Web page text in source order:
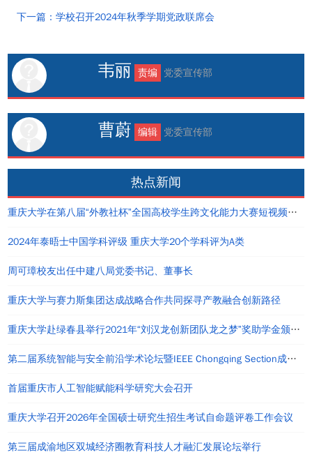
下一篇：学校召开2024年秋季学期党政联席会
韦丽 责编 党委宣传部
曹蔚 编辑 党委宣传部
热点新闻
重庆大学在第八届“外教社杯”全国高校学生跨文化能力大赛短视频大赛中荣获佳绩
2024年泰晤士中国学科评级 重庆大学20个学科评为A类
周可璋校友出任中建八局党委书记、董事长
重庆大学与赛力斯集团达成战略合作共同探寻产教融合创新路径
重庆大学赴绿春县举行2021年“刘汉龙创新团队龙之梦”奖助学金颁发仪式
第二届系统智能与安全前沿学术论坛暨IEEE Chongqing Section成立仪式在重庆举办
首届重庆市人工智能赋能科学研究大会召开
重庆大学召开2026年全国硕士研究生招生考试自命题评卷工作会议
第三届成渝地区双城经济圈教育科技人才融汇发展论坛举行